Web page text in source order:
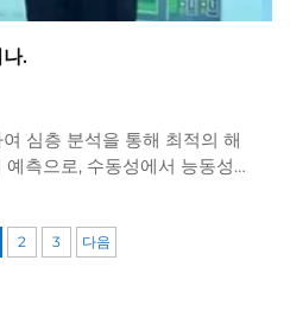
.
심층 분석을 통해 최적의 해
측으로, 수동성에서 능동성
2 3 다음